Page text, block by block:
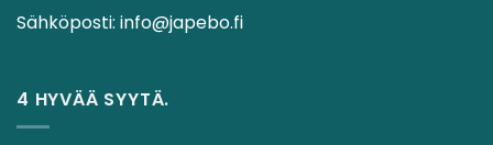
Sähköposti: info@japebo.fi
4 HYVÄÄ SYYTÄ.